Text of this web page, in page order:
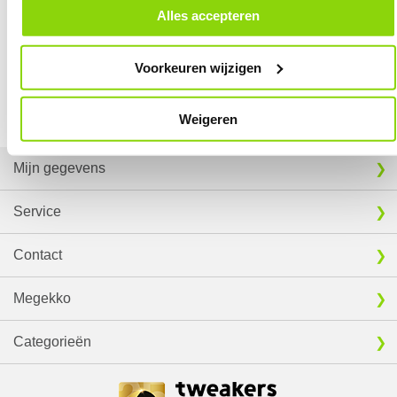
door in de footer van onze website te klikken op ‘Cookievoorkeuren’
Alles accepteren
Voorkeuren wijzigen
Weigeren
ICY BOX
Garantie
24 maanden
Maart 2021
Vergelijk product
5,95
Vergelijk product
8,95
Mijn gegevens
Service
Contact
Megekko
Categorieën